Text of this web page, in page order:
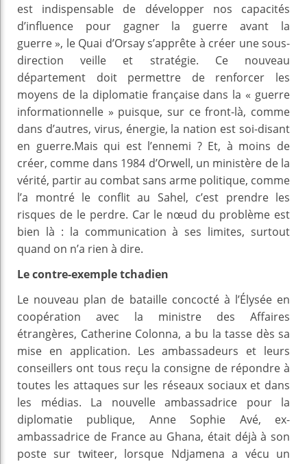
est indispensable de développer nos capacités
d’influence pour gagner la guerre avant la
guerre », le Quai d’Orsay s’apprête à créer une sous-
direction veille et stratégie. Ce nouveau
département doit permettre de renforcer les
moyens de la diplomatie française dans la « guerre
informationnelle » puisque, sur ce front-là, comme
dans d’autres, virus, énergie, la nation est soi-disant
en guerre.Mais qui est l’ennemi ? Et, à moins de
créer, comme dans 1984 d’Orwell, un ministère de la
vérité, partir au combat sans arme politique, comme
l’a montré le conflit au Sahel, c’est prendre les
risques de le perdre. Car le nœud du problème est
bien là : la communication à ses limites, surtout
quand on n’a rien à dire.
Le contre-exemple tchadien
Le nouveau plan de bataille concocté à l’Élysée en
coopération avec la ministre des Affaires
étrangères, Catherine Colonna, a bu la tasse dès sa
mise en application. Les ambassadeurs et leurs
conseillers ont tous reçu la consigne de répondre à
toutes les attaques sur les réseaux sociaux et dans
les médias. La nouvelle ambassadrice pour la
diplomatie publique, Anne Sophie Avé, ex-
ambassadrice de France au Ghana, était déjà à son
poste sur twiteer, lorsque Ndjamena a vécu un